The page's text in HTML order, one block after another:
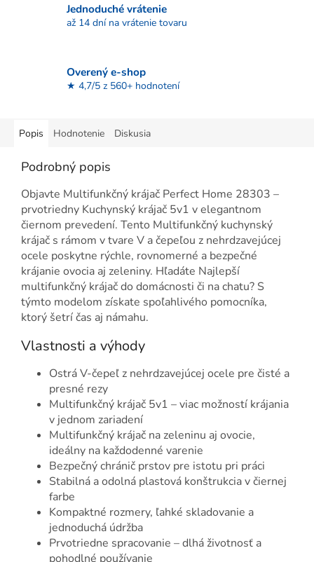
Jednoduché vrátenie
až 14 dní na vrátenie tovaru
Overený e-shop
★ 4,7/5 z 560+ hodnotení
Popis Hodnotenie Diskusia
Podrobný popis
Objavte Multifunkčný krájač Perfect Home 28303 –
prvotriedny Kuchynský krájač 5v1 v elegantnom
čiernom prevedení. Tento Multifunkčný kuchynský
krájač s rámom v tvare V a čepeľou z nehrdzavejúcej
ocele poskytne rýchle, rovnomerné a bezpečné
krájanie ovocia aj zeleniny. Hľadáte Najlepší
multifunkčný krájač do domácnosti či na chatu? S
týmto modelom získate spoľahlivého pomocníka,
ktorý šetrí čas aj námahu.
Vlastnosti a výhody
Ostrá V-čepeľ z nehrdzavejúcej ocele pre čisté a
presné rezy
Multifunkčný krájač 5v1 – viac možností krájania
v jednom zariadení
Multifunkčný krájač na zeleninu aj ovocie,
ideálny na každodenné varenie
Bezpečný chránič prstov pre istotu pri práci
Stabilná a odolná plastová konštrukcia v čiernej
farbe
Kompaktné rozmery, ľahké skladovanie a
jednoduchá údržba
Prvotriedne spracovanie – dlhá životnosť a
pohodlné používanie